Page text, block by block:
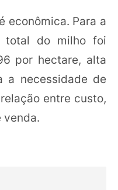
econômica. Para a
total do milho foi
por hectare, alta
a necessidade de
entre custo,
venda.